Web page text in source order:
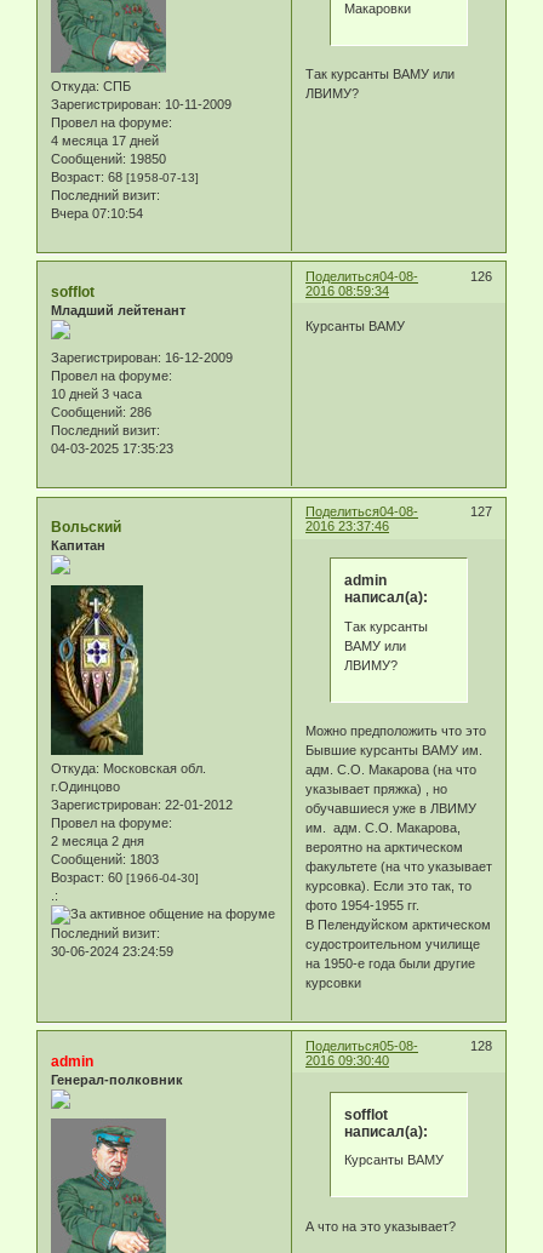
Откуда: СПБ
Зарегистрирован: 10-11-2009
Провел на форуме:
4 месяца 17 дней
Сообщений: 19850
Возраст: 68 [1958-07-13]
Последний визит:
Вчера 07:10:54
Макаровки
Так курсанты ВАМУ или
ЛВИМУ?
Поделиться 126
04-08-
2016 08:59:34
sofflot
Младший лейтенант
Зарегистрирован: 16-12-2009
Провел на форуме:
10 дней 3 часа
Сообщений: 286
Последний визит:
04-03-2025 17:35:23
Курсанты ВАМУ
Поделиться 127
04-08-
2016 23:37:46
Вольский
Капитан
Откуда: Московская обл.
г.Одинцово
Зарегистрирован: 22-01-2012
Провел на форуме:
2 месяца 2 дня
Сообщений: 1803
Возраст: 60 [1966-04-30]
.:
Последний визит:
30-06-2024 23:24:59
admin
написал(а):
Так курсанты
ВАМУ или
ЛВИМУ?
Можно предположить что это
Бывшие курсанты ВАМУ им.
адм. С.О. Макарова (на что
указывает пряжка) , но
обучавшиеся уже в ЛВИМУ
им. адм. С.О. Макарова,
вероятно на арктическом
факультете (на что указывает
курсовка). Если это так, то
фото 1954-1955 гг.
В Пелендуйском арктическом
судостроительном училище
на 1950-е года были другие
курсовки
Поделиться 128
05-08-
2016 09:30:40
admin
Генерал-полковник
sofflot
написал(а):
Курсанты ВАМУ
А что на это указывает?